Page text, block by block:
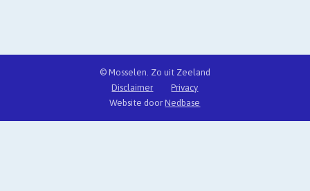
© Mosselen. Zo uit Zeeland
Disclaimer
Privacy
Website doorNedbase